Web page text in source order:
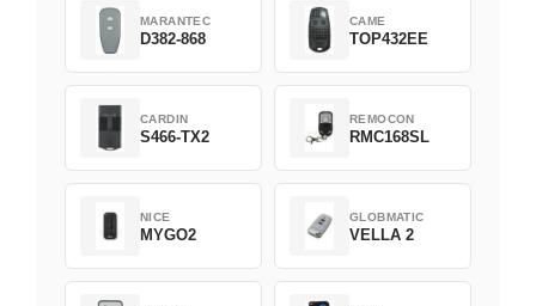
MARANTEC
D382-868
CAME
TOP432EE
CARDIN
S466-TX2
REMOCON
RMC168SL
NICE
MYGO2
GLOBMATIC
VELLA 2